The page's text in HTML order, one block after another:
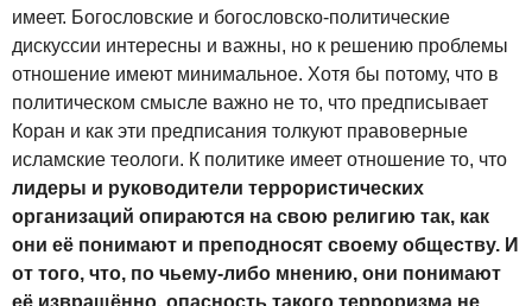
имеет. Богословские и богословско-политические
дискуссии интересны и важны, но к решению проблемы
отношение имеют минимальное. Хотя бы потому, что в
политическом смысле важно не то, что предписывает
Коран и как эти предписания толкуют правоверные
исламские теологи. К политике имеет отношение то, что
лидеры и руководители террористических
организаций опираются на свою религию так, как
они её понимают и преподносят своему обществу. И
от того, что, по чьему-либо мнению, они понимают
её извращённо, опасность такого терроризма не